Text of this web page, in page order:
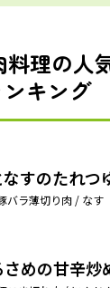
料理の人
ンキング
すのたれつ
バラ薄切り肉 / なす
めの甘辛炒